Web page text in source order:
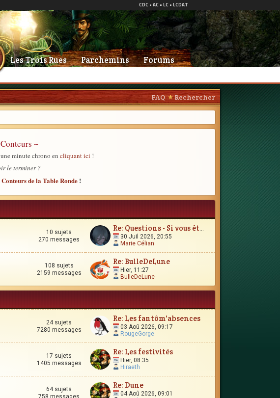
Les Trois Rues Parchemins Forums
FAQ Rechercher
~
minute chrono en cliquant ici !
le terminer ?
Conteurs de la Table Ronde !
10 sujets
270 messages
Re: Questions - Si vous êtes perdus, ou si vous vous interro
30 Juil 2026, 20:55
Marie Célian
108 sujets
2159 messages
Re: BulleDeLune
Hier, 11:27
BulleDeLune
24 sujets
7280 messages
Re: Les fantôm'absences
03 Aoû 2026, 09:17
RougeGorge
17 sujets
1405 messages
Re: Les festivités
Hier, 08:35
Hiraeth
64 sujets
758 messages
Re: Dune
04 Aoû 2026, 09:01